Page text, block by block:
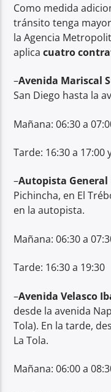
Como medida
tránsito tenga
la Agencia
aplica cuatro
–Avenida Mariscal
San Diego hasta la
Mañana: 06:30 a
Tarde: 16:30 a 17:00
–Autopista
Pichincha, en El
en la autopista.
Mañana: 06:30 a
Tarde: 16:30 a 19:30
–Avenida Velasco
desde la avenida
Tola). En la tarde,
La Tola.
Mañana: 06:00 a